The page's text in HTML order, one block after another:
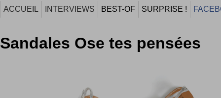
ACCUEIL INTERVIEWS BEST-OF SURPRISE !
Sandales Ose tes pensées